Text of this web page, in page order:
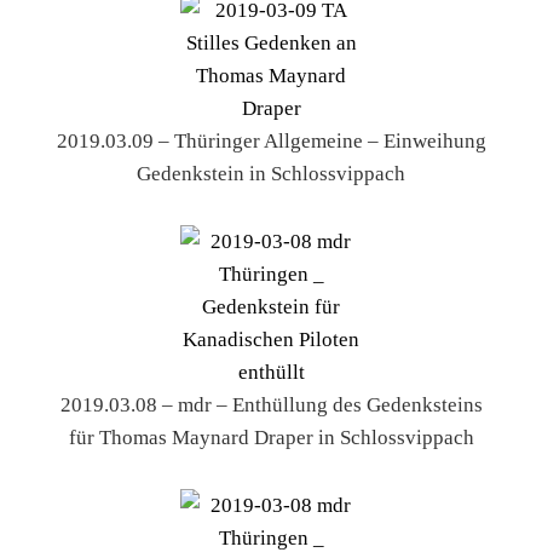
2019.03.09 – Thüringer Allgemeine – Einweihung
Gedenkstein in Schlossvippach
2019.03.08 – mdr – Enthüllung des Gedenksteins
für Thomas Maynard Draper in Schlossvippach